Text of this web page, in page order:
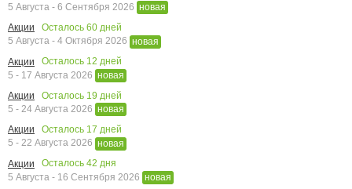
5 Августа - 6 Сентября 2026 новая
Акции
Осталось 60 дней
5 Августа - 4 Октября 2026 новая
Акции
Осталось 12 дней
5 - 17 Августа 2026 новая
Акции
Осталось 19 дней
5 - 24 Августа 2026 новая
Акции
Осталось 17 дней
5 - 22 Августа 2026 новая
Акции
Осталось 42 дня
5 Августа - 16 Сентября 2026 новая